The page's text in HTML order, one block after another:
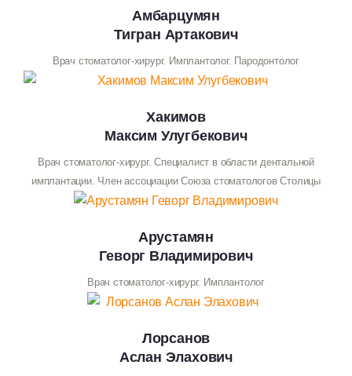
Амбарцумян
Тигран Артакович
Врач стоматолог-хирург. Имплантолог. Пародонтолог
Хакимов
Максим Улугбекович
Врач стоматолог-хирург. Специалист в области дентальной
имплантации. Член ассоциации Союза стоматологов Столицы
Арустамян
Геворг Владимирович
Врач стоматолог-хирург. Имплантолог
Лорсанов
Аслан Элахович